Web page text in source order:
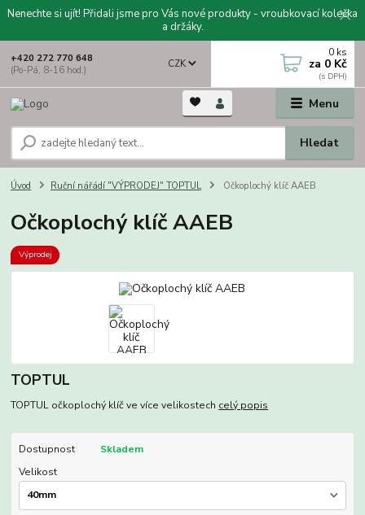
Nenechte si ujít! Přidali jsme pro Vás nové produkty - vroubkovací kolečka
a držáky.
Menu
CZK
Hledat
+420 272 770 648
(Po-Pá, 8-16 hod.)
0 ks
za 0 Kč
Úvod Ruční nářádí "VÝPRODEJ" TOPTUL Očkoplochý klíč AAEB
Očkoplochý klíč AAEB
Výprodej
TOPTUL
TOPTUL očkoplochý klíč ve více velikostech celý popis
Dostupnost
Skladem
Velikost